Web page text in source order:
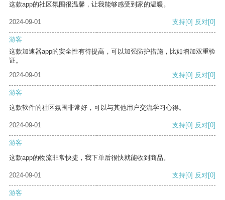
这款app的社区氛围很温馨，让我能够感受到家的温暖。
2024-09-01 支持[0] 反对[0]
游客
这款加速器app的安全性有待提高，可以加强防护措施，比如增加双重验
证。
2024-09-01
支持[0] 反对[0]
游客
这款软件的社区氛围非常好，可以与其他用户交流学习心得。
2024-09-01 支持[0] 反对[0]
游客
这款app的物流非常快捷，我下单后很快就能收到商品。
2024-09-01 支持[0] 反对[0]
游客